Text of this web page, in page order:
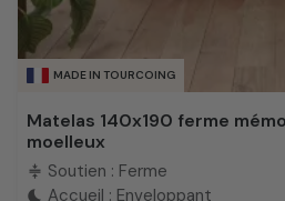
MADE IN TOURCOING
Matelas 140x190 ferme
moelleux
compress Soutien : Ferme
bedtime Accueil : Enveloppant